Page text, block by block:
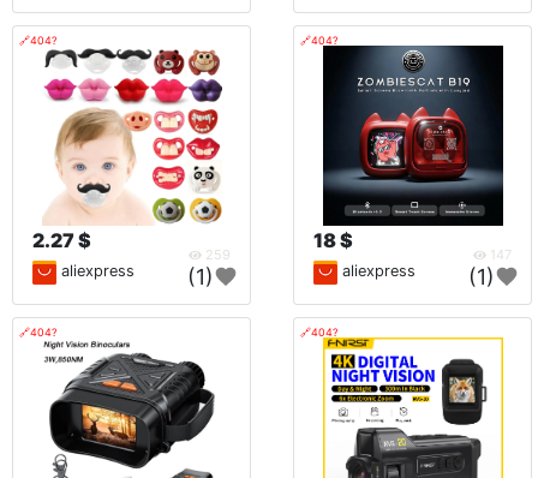
🔗404?
2.27 $
259
aliexpress (1)
🔗404?
18 $
147
aliexpress (1)
🔗404? 🔗404?